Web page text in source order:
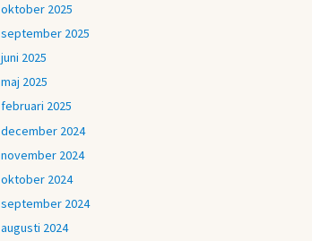
oktober 2025
september 2025
juni 2025
maj 2025
februari 2025
december 2024
november 2024
oktober 2024
september 2024
augusti 2024